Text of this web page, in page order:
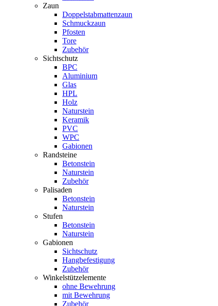
Zaun
Doppelstabmattenzaun
Schmuckzaun
Pfosten
Tore
Zubehör
Sichtschutz
BPC
Aluminium
Glas
HPL
Holz
Naturstein
Keramik
PVC
WPC
Gabionen
Randsteine
Betonstein
Naturstein
Zubehör
Palisaden
Betonstein
Naturstein
Stufen
Betonstein
Naturstein
Gabionen
Sichtschutz
Hangbefestigung
Zubehör
Winkelstützelemente
ohne Bewehrung
mit Bewehrung
Zubehör